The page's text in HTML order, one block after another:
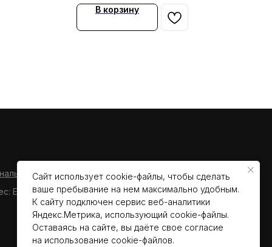
В корзину
данных пользователя сайта
Екатеринбург, ул.Ясная, д.36/1
Сайт использует cookie-файлы, чтобы сделать
ваше пребывание на нем максимально удобным.
К cайту подключен сервис веб-аналитики
Яндекс.Метрика, использующий cookie-файлы.
Оставаясь на сайте, вы даёте свое согласие
на использование cookie-файлов.